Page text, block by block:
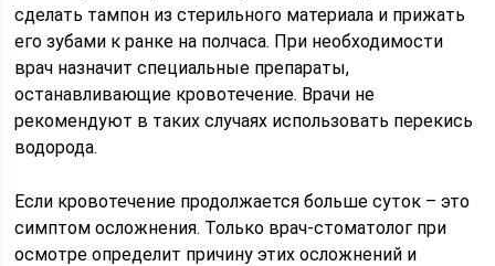
сделать тампон из стерильного материала и прижать
его зубами к ранке на полчаса. При необходимости
врач назначит специальные препараты,
останавливающие кровотечение. Врачи не
рекомендуют в таких случаях использовать перекись
водорода.
Если кровотечение продолжается больше суток – это
симптом осложнения. Только врач-стоматолог при
осмотре определит причину этих осложнений и